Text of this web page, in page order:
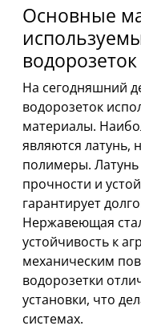
Основные
водорозеток
На сегодняшний
водорозеток
материалы.
являются латунь,
полимеры. Латунь
прочности и
гарантирует
Нержавеющая
устойчивость к
механическим
водорозетки
установки, что
системах.